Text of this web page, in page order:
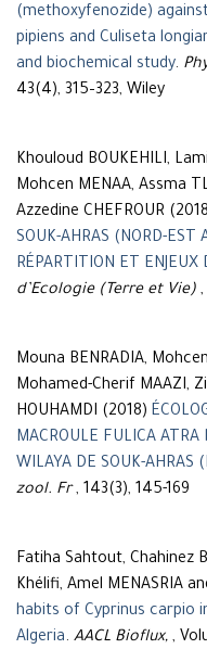
(methoxyfenozide)
pipiens and Culiseta
and biochemical study.
43(4), 315–323, Wiley
Khouloud BOUKEHILI,
Mohcen MENAA, Assma
Azzedine CHEFROUR
SOUK-AHRAS (NORD-EST
RÉPARTITION ET ENJEUX
d’Ecologie (Terre et Vie) ,
Mouna BENRADIA,
Mohamed-Cherif MAAZI,
HOUHAMDI (2018)
MACROULE FULICA
WILAYA DE SOUK-AHRAS
zool. Fr, 143(3), 145-169
Fatiha Sahtout, Chahinez
Khélifi, Amel MENASRIA
habits of Cyprinus carpio
Algeria. AACL Bioflux, ,